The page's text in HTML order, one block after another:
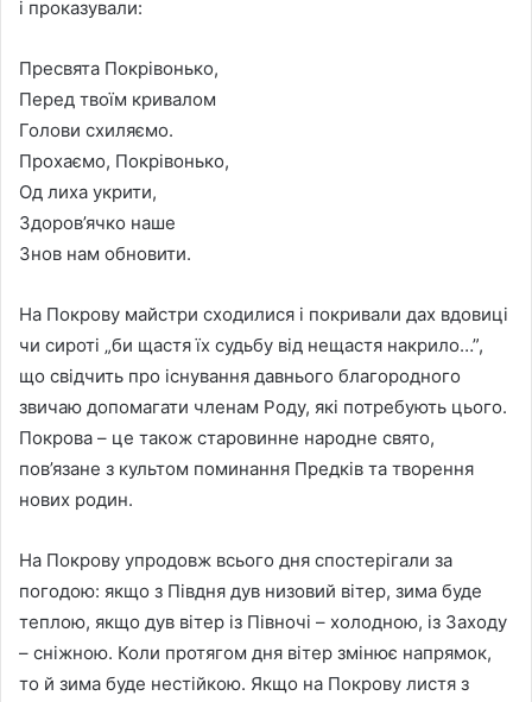
i проказували:
Пресвята Покрiвонько,
Перед твоїм кривалом
Голови схиляємо.
Прохаємо, Покрiвонько,
Од лиха укрити,
Здоров’ячко наше
Знов нам обновити.
На Покрову майстри сходилися і покривали дах вдовиці
чи сироті „би щастя їх судьбу від нещастя накрило…”,
що свідчить про існування давнього благородного
звичаю допомагати членам Роду, які потребують цього.
Покрова – це також старовинне народне свято,
пов’язане з культом поминання Предків та творення
нових родин.
На Покрову упродовж всього дня спостерігали за
погодою: якщо з Півдня дув низовий вітер, зима буде
теплою, якщо дув вітер із Півночі – холодною, із Заходу
– сніжною. Коли протягом дня вітер змінює напрямок,
то й зима буде нестійкою. Якщо на Покрову листя з